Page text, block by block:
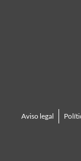
Aviso legal